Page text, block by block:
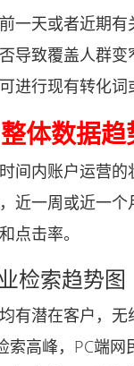
天或者近期有
导致覆盖人群
进行现有转化
体数据趋
内账户运营的
近一周或近一
点击率。
检索趋势图
潜在客户，无
索高峰，PC端